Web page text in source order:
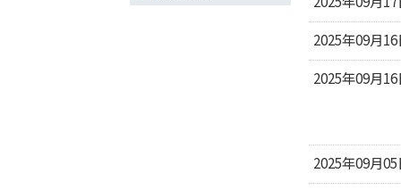
2025年09月
2025年09月
2025年09月